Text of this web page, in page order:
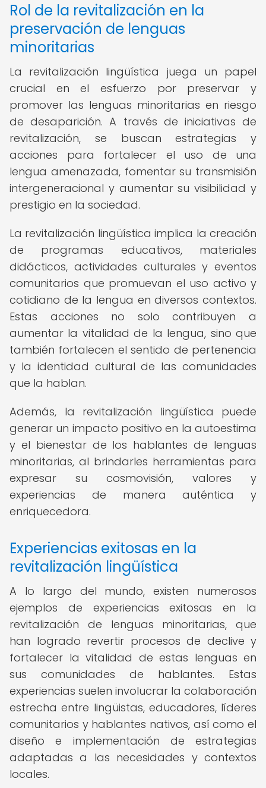
Rol de la revitalización en la
preservación de lenguas
minoritarias
La revitalización lingüística juega un papel
crucial en el esfuerzo por preservar y
promover las lenguas minoritarias en riesgo
de desaparición. A través de iniciativas de
revitalización, se buscan estrategias y
acciones para fortalecer el uso de una
lengua amenazada, fomentar su transmisión
intergeneracional y aumentar su visibilidad y
prestigio en la sociedad.
La revitalización lingüística implica la creación
de programas educativos, materiales
didácticos, actividades culturales y eventos
comunitarios que promuevan el uso activo y
cotidiano de la lengua en diversos contextos.
Estas acciones no solo contribuyen a
aumentar la vitalidad de la lengua, sino que
también fortalecen el sentido de pertenencia
y la identidad cultural de las comunidades
que la hablan.
Además, la revitalización lingüística puede
generar un impacto positivo en la autoestima
y el bienestar de los hablantes de lenguas
minoritarias, al brindarles herramientas para
expresar su cosmovisión, valores y
experiencias de manera auténtica y
enriquecedora.
Experiencias exitosas en la
revitalización lingüística
A lo largo del mundo, existen numerosos
ejemplos de experiencias exitosas en la
revitalización de lenguas minoritarias, que
han logrado revertir procesos de declive y
fortalecer la vitalidad de estas lenguas en
sus comunidades de hablantes. Estas
experiencias suelen involucrar la colaboración
estrecha entre lingüistas, educadores, líderes
comunitarios y hablantes nativos, así como el
diseño e implementación de estrategias
adaptadas a las necesidades y contextos
locales.